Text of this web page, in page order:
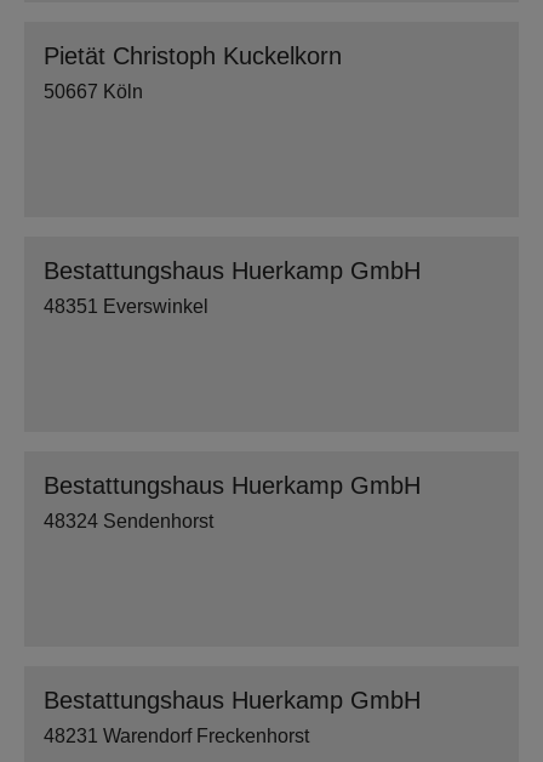
Pietät Christoph Kuckelkorn
50667 Köln
Bestattungshaus Huerkamp GmbH
48351 Everswinkel
Bestattungshaus Huerkamp GmbH
48324 Sendenhorst
Bestattungshaus Huerkamp GmbH
48231 Warendorf Freckenhorst